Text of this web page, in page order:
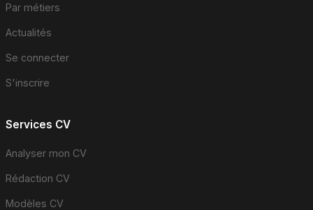
Par métiers
Actualités
Se connecter
S'inscrire
Services CV
Analyser mon CV
Rédaction CV
Modèles CV